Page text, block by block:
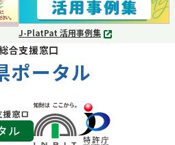
開
く
J-PlatPat 活用事例集
別
合支援窓口
ポータル